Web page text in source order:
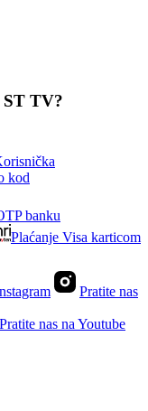
TV?
kod
banku
Plaćanje Visa karticom
Pratite nas
Pratite nas na Youtube